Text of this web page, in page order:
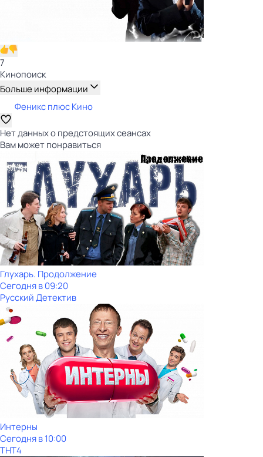
7
Кинопоиск
Больше информации
Феникс плюс Кино
Нет данных о предстоящих сеансах
Вам может понравиться
Глухарь. Продолжение
Сегодня в 09:20
Русский Детектив
Интерны
Сегодня в 10:00
ТНТ4